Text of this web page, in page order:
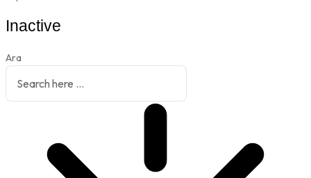
Inactive
Ara